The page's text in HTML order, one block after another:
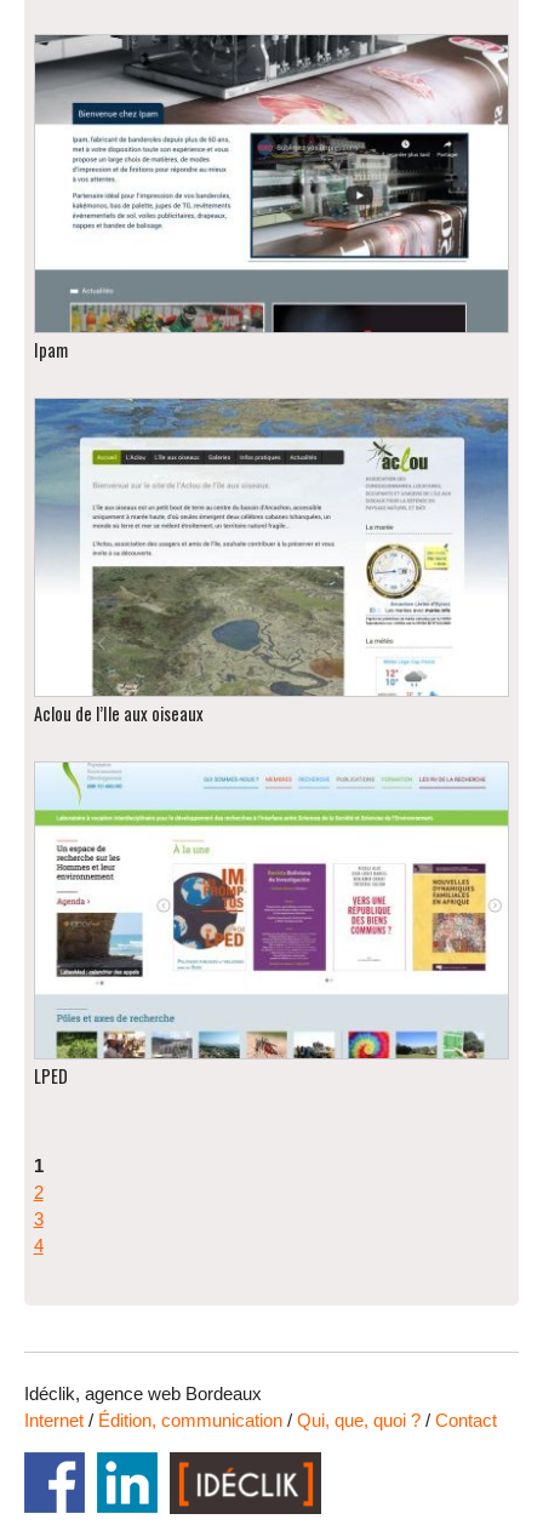
Ipam
Aclou de l’Ile aux oiseaux
LPED
1
2
3
4
Idéclik, agence web Bordeaux
Internet / Édition, communication / Qui, que, quoi ? / Contact